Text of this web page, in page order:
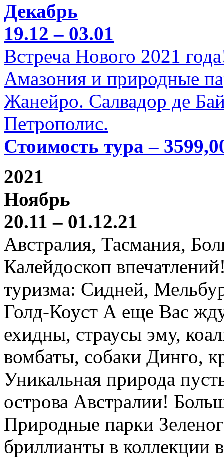
Декабрь
19.12 – 03.01
Встреча Нового 2021
Амазония и природные
Жанейро. Салвадор де
Петрополис.
Стоимость тура –
2021
Ноябрь
20.11 – 01.12.21
Австралия, Тасмания,
Калейдоскоп
туризма: Сидней,
Голд-Коуст А еще Вас
ехидны, страусы эму,
вомбаты, собаки Динго,
Уникальная природа
острова Австралии!
Природные парки
бриллианты в коллекции